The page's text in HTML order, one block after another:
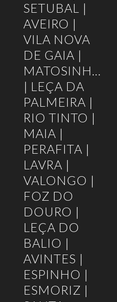
SETUBAL |
AVEIRO |
VILA NOVA
DE GAIA |
MATOSINHOS
| LEÇA DA
PALMEIRA |
RIO TINTO |
MAIA |
PERAFITA |
LAVRA |
VALONGO |
FOZ DO
DOURO |
LEÇA DO
BALIO |
AVINTES |
ESPINHO |
ESMORIZ |